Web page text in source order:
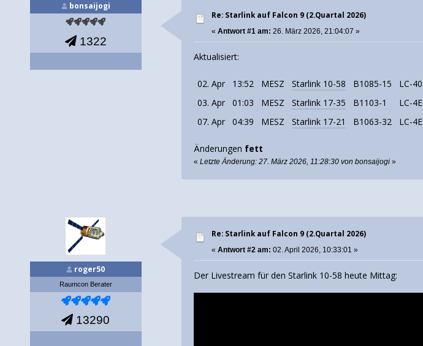
bonsaijogi
1322
Re: Starlink auf Falcon 9 (2.Quartal 2026)
«Antwort #1 am: 26. März 2026, 21:04:07 »
Aktualisiert:
02. Apr 13:52 MESZ Starlink 10-58 B1085-15 LC-40
03. Apr
01:03 MESZ Starlink 17-35 B1103-1 LC-4E
07. Apr
04:39 MESZ Starlink 17-21 B1063-32 LC-4E
Änderungen fett
«Letzte Änderung: 27. März 2026, 11:28:30 von bonsaijogi »
roger50
Raumcon Berater
13290
Re: Starlink auf Falcon 9 (2.Quartal 2026)
«Antwort #2 am: 02. April 2026, 10:33:01 »
Der Livestream für den Starlink 10-58 heute Mittag: